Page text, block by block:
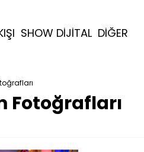
SHOW DİJİTAL DİĞER
Fotoğrafları